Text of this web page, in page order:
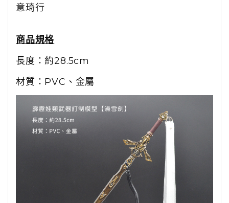
意琦行
商品規格
長度：約28.5cm
材質：PVC、金屬